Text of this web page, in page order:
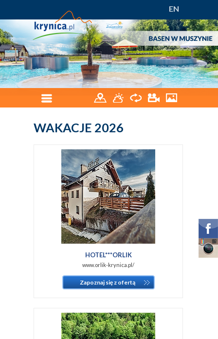
EN
WAKACJE 2026
HOTEL***ORLIK
www.orlik-krynica.pl/
Zapoznaj się z ofertą